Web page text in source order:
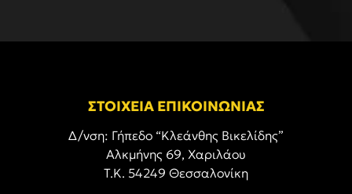
ΣΤΟΙΧΕΙΑ ΕΠΙΚΟΙΝΩΝΙΑΣ
Δ/νση: Γήπεδο “Κλεάνθης Βικελίδης”
Αλκμήνης 69, Χαριλάου
Τ.Κ. 54249 Θεσσαλονίκη